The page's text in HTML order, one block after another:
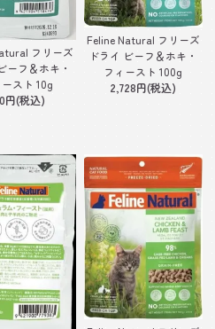
フリーズ
ーフ＆ホキ・
スト 10g
円(税込)
Feline Natural フリーズ
ドライ ビーフ＆ホキ・
フィースト 100g
2,728円(税込)